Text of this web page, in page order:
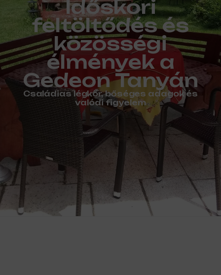
Időskori
feltöltődés és
közösségi
élmények a
Gedeon Tanyán
Családias légkör, bőséges adagok és
valódi figyelem